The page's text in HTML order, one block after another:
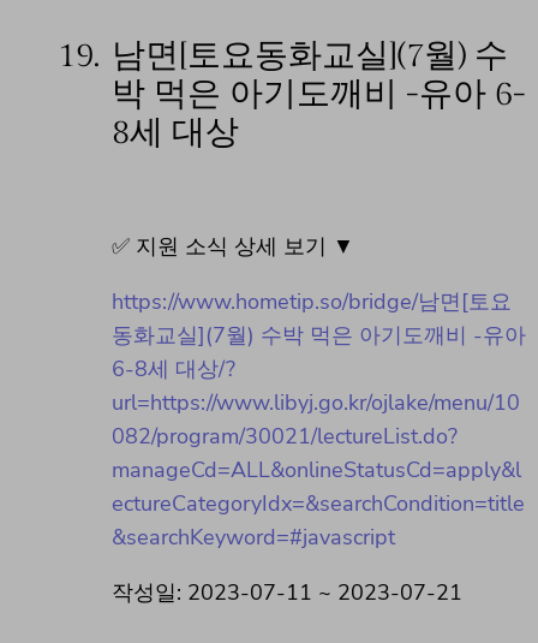
19. 남면[토요동화교실](7월) 수
박 먹은 아기도깨비 -유아 6-
8세 대상
✅ 지원 소식 상세 보기 ▼
https://www.hometip.so/bridge/남면[토요
동화교실](7월) 수박 먹은 아기도깨비 -유아
6-8세 대상/?
url=https://www.libyj.go.kr/ojlake/menu/10
082/program/30021/lectureList.do?
manageCd=ALL&onlineStatusCd=apply&l
ectureCategoryIdx=&searchCondition=title
&searchKeyword=#javascript
작성일: 2023-07-11 ~ 2023-07-21